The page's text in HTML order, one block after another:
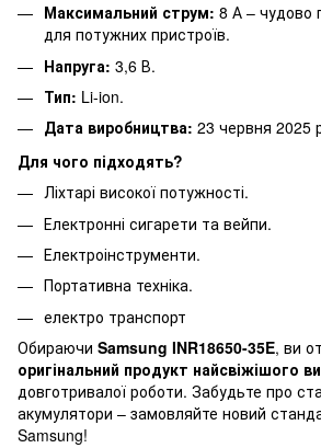
Максимальний струм: 8 А – чудово
для потужних пристроїв.
Напруга: 3,6 В.
Тип: Li-ion.
Дата виробництва: 23 червня 2025
Для чого підходять?
Ліхтарі високої потужності.
Електронні сигарети та вейпи.
Електроінструменти.
Портативна техніка.
електро транспорт
Обираючи Samsung INR18650-35E, ви
оригінальний продукт найсвіжішого
довготривалої роботи. Забудьте про
акумулятори – замовляйте новий
Samsung!